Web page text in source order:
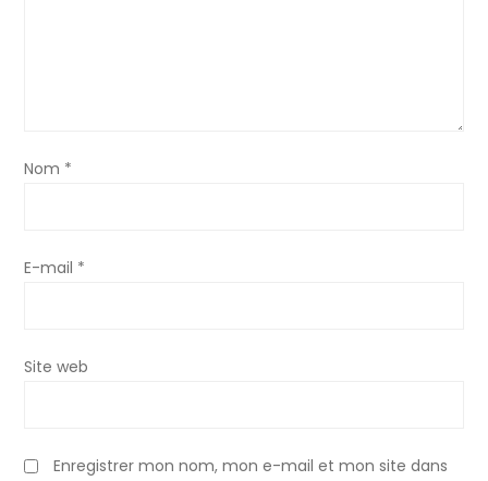
Nom *
E-mail *
Site web
Enregistrer mon nom, mon e-mail et mon site dans